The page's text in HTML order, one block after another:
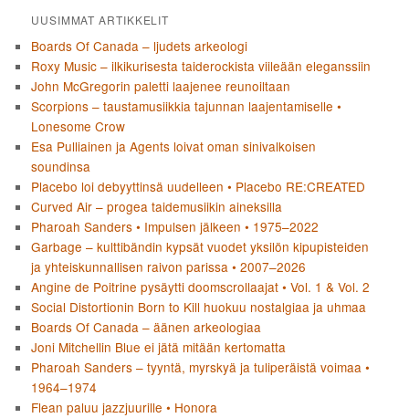
UUSIMMAT ARTIKKELIT
Boards Of Canada – ljudets arkeologi
Roxy Music – ilkikurisesta taiderockista viileään eleganssiin
John McGregorin paletti laajenee reunoiltaan
Scorpions – taustamusiikkia tajunnan laajentamiselle •
Lonesome Crow
Esa Pulliainen ja Agents loivat oman sinivalkoisen
soundinsa
Placebo loi debyyttinsä uudelleen • Placebo RE:CREATED
Curved Air – progea taidemusiikin aineksilla
Pharoah Sanders • Impulsen jälkeen • 1975–2022
Garbage – kulttibändin kypsät vuodet yksilön kipupisteiden
ja yhteiskunnallisen raivon parissa • 2007–2026
Angine de Poitrine pysäytti doomscrollaajat • Vol. 1 & Vol. 2
Social Distortionin Born to Kill huokuu nostalgiaa ja uhmaa
Boards Of Canada – äänen arkeologiaa
Joni Mitchellin Blue ei jätä mitään kertomatta
Pharoah Sanders – tyyntä, myrskyä ja tuliperäistä voimaa •
1964–1974
Flean paluu jazzjuurille • Honora